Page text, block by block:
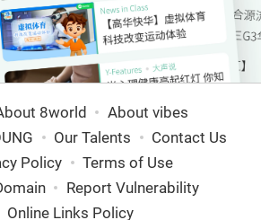
8world
About vibes
Our Talents
Contact Us
Policy
Terms of Use
Report Vulnerability
Online Links Policy